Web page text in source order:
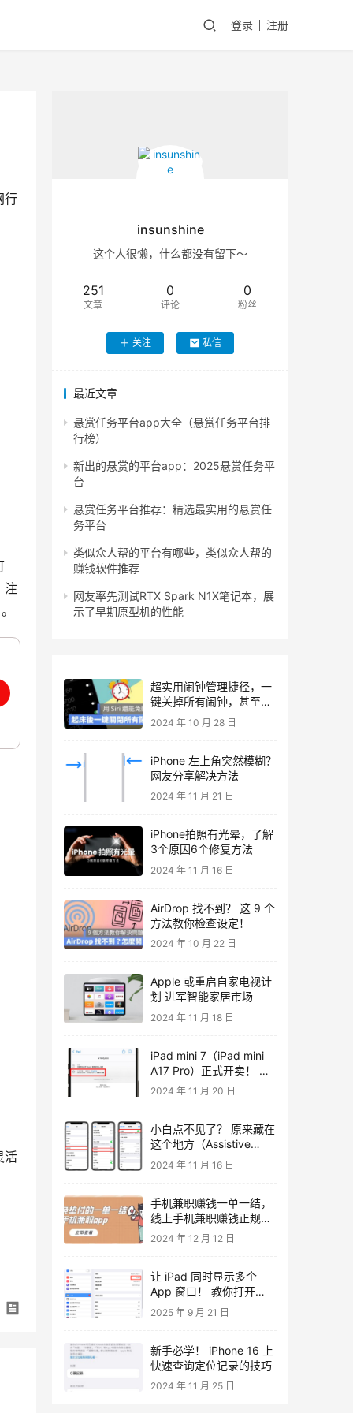
登录 注册
行
注
活
insunshine
这个人很懒，什么都没有留下～
251
文章
0
评论
0
粉丝
关注 私信
最近文章
悬赏任务平台app大全（悬赏任务平台排
行榜）
新出的悬赏的平台app：2025悬赏任务平
台
悬赏任务平台推荐：精选最实用的悬赏任
务平台
类似众人帮的平台有哪些，类似众人帮的
赚钱软件推荐
网友率先测试RTX Spark N1X笔记本，展
示了早期原型机的性能
超实用闹钟管理捷径，一
键关掉所有闹钟，甚至免
动手也能达成
2024 年 10 月 28 日
iPhone 左上角突然模糊？
网友分享解决方法
2024 年 11 月 21 日
iPhone拍照有光晕，了解
3个原因6个修复方法
2024 年 11 月 16 日
AirDrop 找不到？ 这 9 个
方法教你检查设定！
2024 年 10 月 22 日
Apple 或重启自家电视计
划 进军智能家居市场
2024 年 11 月 18 日
iPad mini 7（iPad mini
A17 Pro）正式开卖！ 两
款机型现在预订最快下周
2024 年 11 月 20 日
小白点不见了？ 原来藏在
这个地方（Assistive
Touch 消失）
2024 年 11 月 16 日
手机兼职赚钱一单一结，
线上手机兼职赚钱正规平
台
2024 年 12 月 12 日
让 iPad 同时显示多个
App 窗口！ 教你打开
iPad 多任务画面
2025 年 9 月 21 日
新手必学！ iPhone 16 上
快速查询定位记录的技巧
2024 年 11 月 25 日